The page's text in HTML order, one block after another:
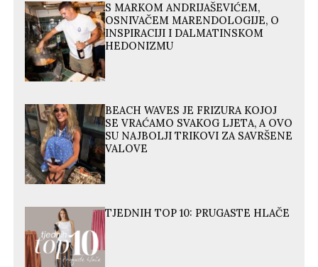
S MARKOM ANDRIJAŠEVIĆEM,
OSNIVAČEM MARENDOLOGIJE, O
INSPIRACIJI I DALMATINSKOM
HEDONIZMU
BEACH WAVES JE FRIZURA KOJOJ
SE VRAĆAMO SVAKOG LJETA, A OVO
SU NAJBOLJI TRIKOVI ZA SAVRŠENE
VALOVE
TJEDNIH TOP 10: PRUGASTE HLAČE